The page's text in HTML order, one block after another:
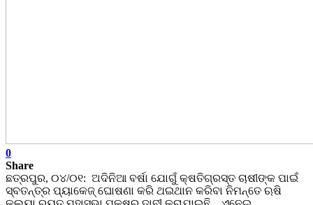
0
Share
ଛତ୍ରପୁର, ୦୪/୦୧: ଅଦିନିଆ ବର୍ଷା ଯୋଗୁଁ କ୍ଷତିଗ୍ରସ୍ତ ଚାଷୀଙ୍କ ପାଇଁ
ସ୍ବତନ୍ତ୍ର ପ୍ୟାକେଜ୍ ଘୋଷଣା କରି ଥଇଥାନ କରିବା ନିମନ୍ତେ ଋଷି